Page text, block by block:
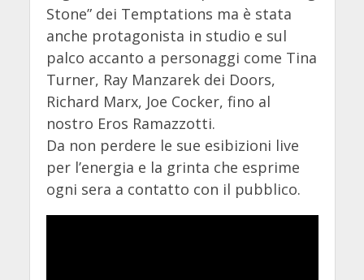
Stone” dei Temptations ma è stata
anche protagonista in studio e sul
palco accanto a personaggi come Tina
Turner, Ray Manzarek dei Doors,
Richard Marx, Joe Cocker, fino al
nostro Eros Ramazzotti.
Da non perdere le sue esibizioni live
per l’energia e la grinta che esprime
ogni sera a contatto con il pubblico.